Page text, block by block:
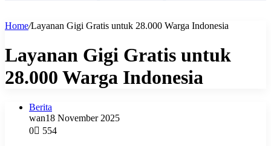
Home/Layanan Gigi Gratis untuk 28.000 Warga Indonesia
Layanan Gigi Gratis untuk
28.000 Warga Indonesia
Berita
wan18 November 2025
0
554